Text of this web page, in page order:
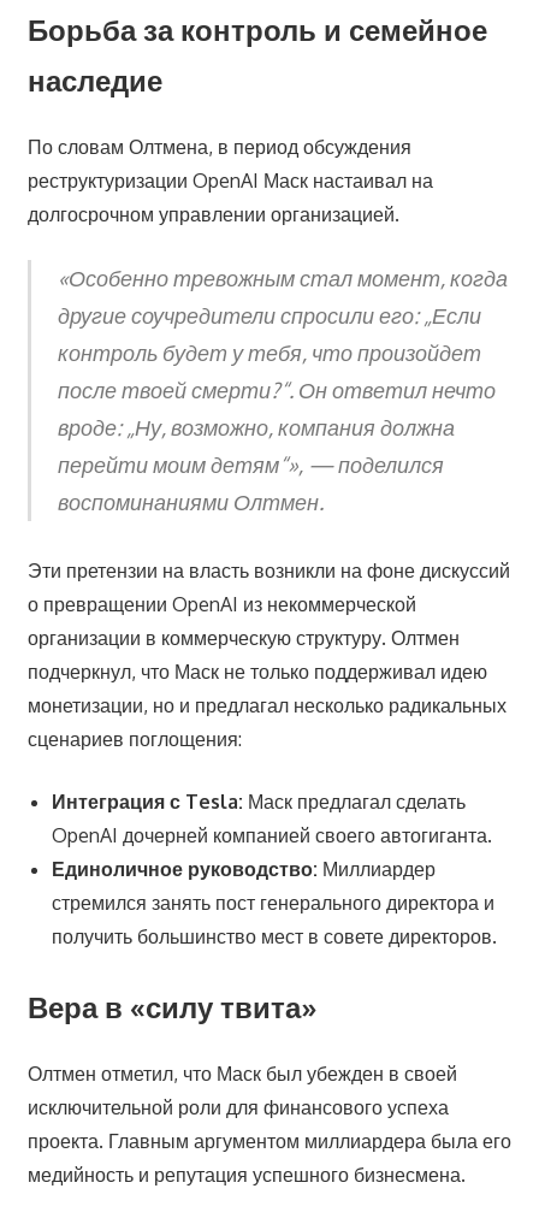
Борьба за контроль и семейное
наследие
По словам Олтмена, в период обсуждения
реструктуризации OpenAI Маск настаивал на
долгосрочном управлении организацией.
«Особенно тревожным стал момент, когда
другие соучредители спросили его: „Если
контроль будет у тебя, что произойдет
после твоей смерти?“. Он ответил нечто
вроде: „Ну, возможно, компания должна
перейти моим детям“», — поделился
воспоминаниями Олтмен.
Эти претензии на власть возникли на фоне дискуссий
о превращении OpenAI из некоммерческой
организации в коммерческую структуру. Олтмен
подчеркнул, что Маск не только поддерживал идею
монетизации, но и предлагал несколько радикальных
сценариев поглощения:
Интеграция с Tesla: Маск предлагал сделать
OpenAI дочерней компанией своего автогиганта.
Единоличное руководство: Миллиардер
стремился занять пост генерального директора и
получить большинство мест в совете директоров.
Вера в «силу твита»
Олтмен отметил, что Маск был убежден в своей
исключительной роли для финансового успеха
проекта. Главным аргументом миллиардера была его
медийность и репутация успешного бизнесмена.